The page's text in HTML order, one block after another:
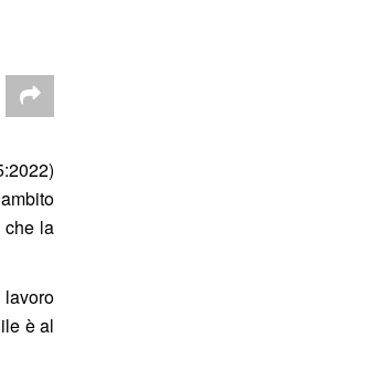
che la
è al